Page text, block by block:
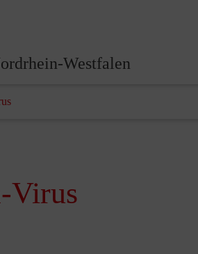
Westfalen
Virus